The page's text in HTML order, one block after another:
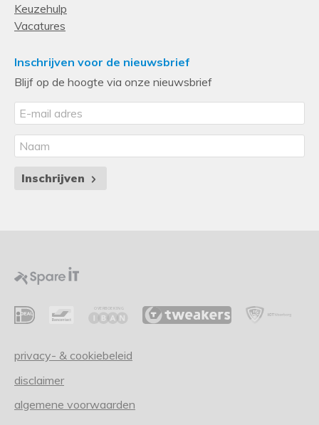
Keuzehulp
Vacatures
Inschrijven voor de nieuwsbrief
Blijf op de hoogte via onze nieuwsbrief
Inschrijven
privacy- & cookiebeleid
disclaimer
algemene voorwaarden